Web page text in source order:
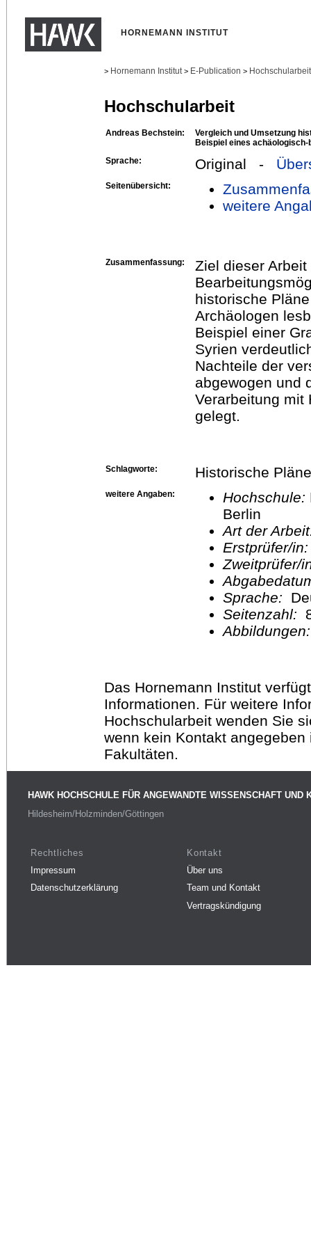
HORNEMANN INSTITUT
> Hornemann Institut > E-Publication >
Hochschularbeit
Andreas Bechstein:
Vergleich und Umsetzung
Beispiel eines
Sprache:
Original -
Seitenübersicht:
weitere
Zusammenfassung:
Ziel dieser
historische
Archäologen
Beispiel einer
Syrien
Nachteile der
abgewogen und
Verarbeitung mit
gelegt.
Schlagworte: Historische
weitere Angaben: Hochschule:
Berlin
Art der
Erstprüfer/
Sprache:
Seitenzahl:
Das Hornemann Institut
Informationen. Für weitere
Hochschularbeit wenden Sie
wenn kein Kontakt
Fakultäten.
HAWK HOCHSCHULE FÜR ANGEWANDTE WISSENSCHAFT UND
Hildesheim/Holzminden/Göttingen
Rechtliches
Impressum
Datenschutzerklärung
Kontakt
Über uns
Team und Kontakt
Vertragskündigung